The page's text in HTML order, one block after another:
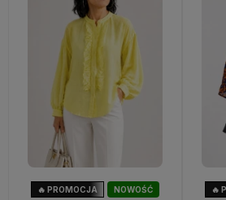
NOWOŚĆ
🔥 PROMOCJA 🔥